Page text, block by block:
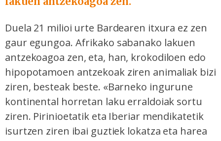
Duela 21 milioi urte Bardearen itxura ez zen
gaur egungoa. Afrikako sabanako lakuen
antzekoagoa zen, eta, han, krokodiloen edo
hipopotamoen antzekoak ziren animaliak bizi
ziren, besteak beste. «Barneko ingurune
kontinental horretan laku erraldoiak sortu
ziren. Pirinioetatik eta Iberiar mendikatetik
isurtzen ziren ibai guztiek lokatza eta harea